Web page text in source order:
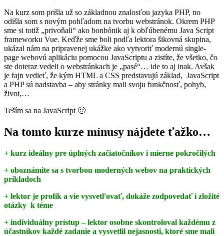
Na kurz som prišla už so základnou znalosťou jazyka PHP, no
odišla som s novým pohľadom na tvorbu webstránok. Okrem PHP
sme si totiž „privoňali“ ako bonbónik aj k obľúbenému Java Script
frameworku Vue. Keďže sme boli podľa lektora šikovná skupina,
ukázal nám na pripravenej ukážke ako vytvoriť modernú single-
page webovú aplikáciu pomocou JavaScriptu a zistíte, že všetko, čo
ste doteraz vedeli o webstránkach je „pasé“… ide to aj inak. Avšak
je fajn vedieť, že kým HTML a CSS predstavujú základ, JavaScript
a PHP sú nadstavba – aby stránky mali svoju funkčnosť, pohyb,
život,…
Teším sa na JavaScript 🙂
Na tomto kurze mínusy nájdete ťažko…
+ kurz ideálny pre úplných začiatočníkov i mierne pokročilých
+ oboznámite sa s tvorbou moderných webov na praktických
príkladoch
+ lektor je profík a vie vysvetľovať, dokáže zodpovedať i zložité
otázky k téme
+ individuálny prístup – lektor osobne skontroloval každému z
účastníkov každé zadanie a vysvetlil nejasnosti, ktoré sme mali